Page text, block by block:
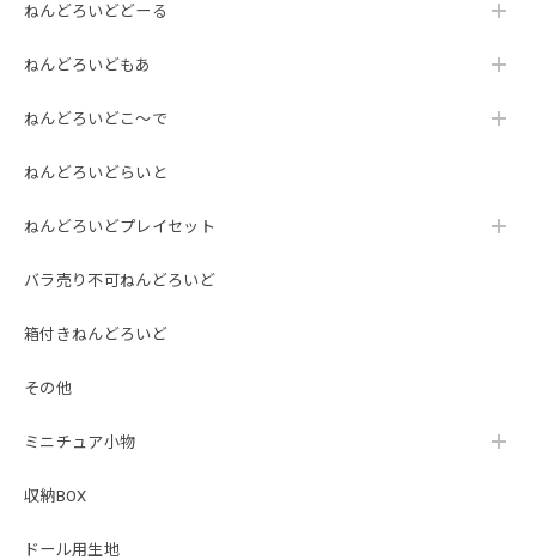
ねんどろいどどーる
ねんどろいどもあ
ねんどろいどこ～で
ねんどろいどらいと
ねんどろいどプレイセット
バラ売り不可ねんどろいど
箱付きねんどろいど
その他
ミニチュア小物
収納BOX
ドール用生地